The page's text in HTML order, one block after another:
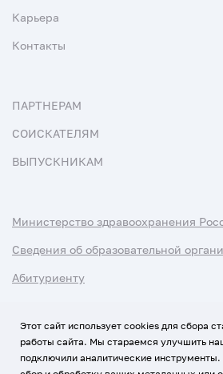
Карьера
Контакты
ПАРТНЕРАМ
СОИСКАТЕЛЯМ
ВЫПУСКНИКАМ
Министерство здравоохранения
Сведения об образовательной
Абитуриенту
Этот сайт использует cookies для сбора
работы сайта. Мы стараемся улучшить
подключили аналитические